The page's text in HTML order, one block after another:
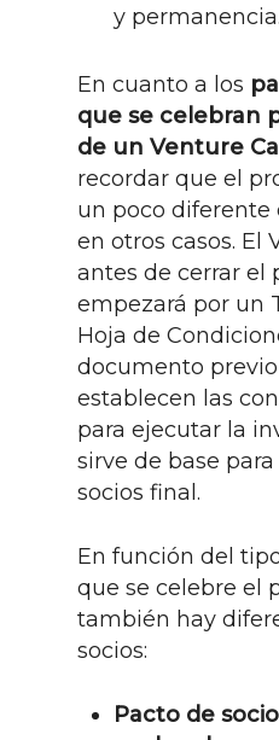
y permanencia.
En cuanto a los
que se celebran
de un Venture
recordar que el
un poco diferente
en otros casos. El
antes de cerrar el
empezará por un
Hoja de
documento
establecen las
para ejecutar la
sirve de base
socios final.
En función del
que se celebre el
también hay
socios:
Pacto de